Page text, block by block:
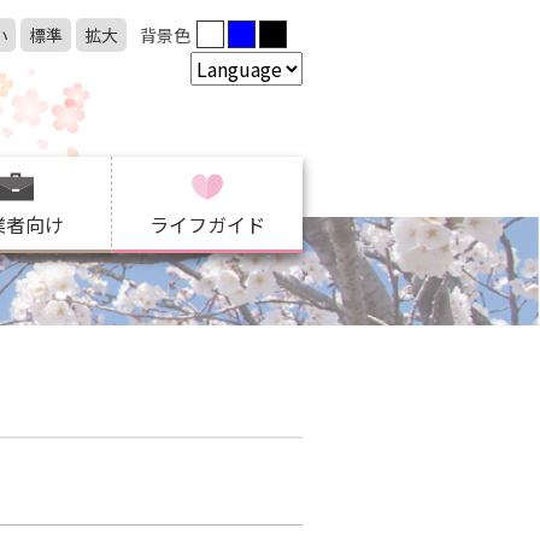
標準 拡大 背景色
者向け ライフガイド